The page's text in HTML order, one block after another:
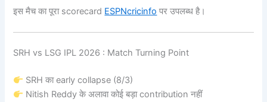
इस मैच का पूरा scorecard ESPNcricinfo पर उपलब्ध है।
SRH vs LSG IPL 2026 : Match Turning Point
SRH का early collapse (8/3)
Nitish Reddy के अलावा कोई बड़ा contribution नहीं